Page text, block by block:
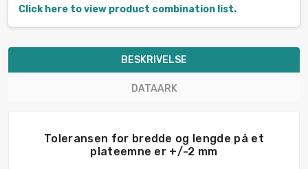
Click here to view product combination list.
BESKRIVELSE
DATAARK
Toleransen for bredde og lengde på et
plateemne er +/-2 mm